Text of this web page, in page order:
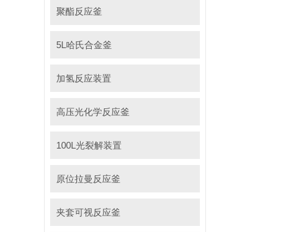
聚酯反应釜
5L哈氏合金釜
加氢反应装置
高压光化学反应釜
100L光裂解装置
原位拉曼反应釜
夹套可视反应釜